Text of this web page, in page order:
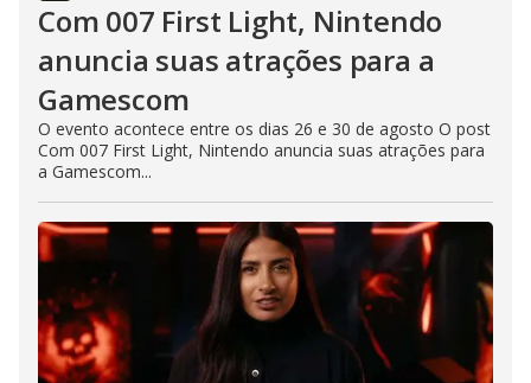
Com 007 First Light, Nintendo
anuncia suas atrações para a
Gamescom
O evento acontece entre os dias 26 e 30 de agosto O post
Com 007 First Light, Nintendo anuncia suas atrações para
a Gamescom...